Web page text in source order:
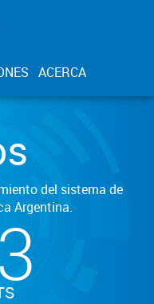
ACERCA
del sistema de
Argentina.